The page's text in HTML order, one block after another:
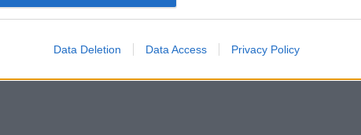
Data Deletion Data Access Privacy Policy